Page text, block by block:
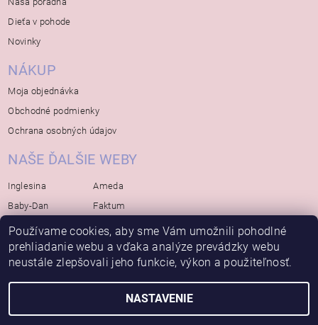
Dieťa v pohode
Novinky
NÁKUP
Moja objednávka
Obchodné podmienky
Ochrana osobných údajov
NAŠE ĎALŠIE WEBY
Inglesina
Baby-Dan
Rialto
Bébé-Jou
Avova
Ameda
Faktum
Koelstra
Bambino-Mio
2026 © Bábätko, všetky práva vyhradené
Používame cookies, aby sme Vám umožnili pohodlné
prehliadanie webu a vďaka analýze prevádzky webu
neustále zlepšovali jeho funkcie, výkon a použiteľnosť.
NASTAVENIE